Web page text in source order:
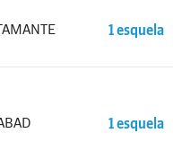
1 esquela
1 esquela